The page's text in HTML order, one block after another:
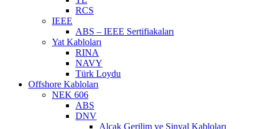
RCS
IEEE
ABS – IEEE Sertifiakaları
Yat Kabloları
RINA
NAVY
Türk Loydu
Offshore Kabloları
NEK 606
ABS
DNV
Alçak Gerilim ve Sinyal Kabloları